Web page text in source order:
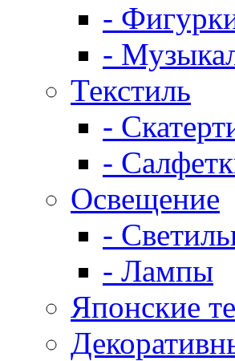
-
-
Текстиль
-
-
Освещение
-
- Лампы
Японские